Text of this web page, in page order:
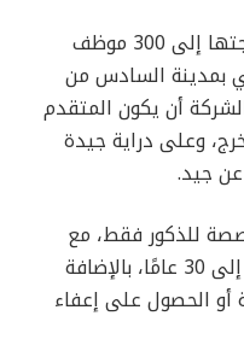
أعلنت شركة اتصالات مصر عن حاجتها إلى 300 موظف
بمدينة السادس من
أن يكون المتقدم
وعلى دراية جيدة
عن جيد.
للذكور فقط، مع
تحديد سن المتقدمين ما بين 23 إلى 30 عامًا، بالإضافة
أو الحصول على إعفاء